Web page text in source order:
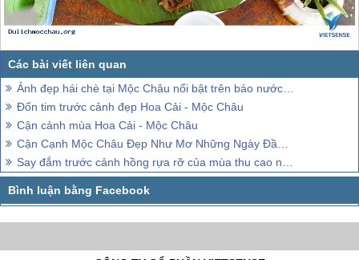
Ảnh đẹp hái chè tại Mộc Châu nổi bật trên báo nước ngoài
Đốn tim trước cảnh đẹp Hoa Cải - Mộc Châu
Cận cảnh mùa Hoa Cải - Mộc Châu
Cận Cạnh Mộc Châu Đẹp Như Mơ Những Ngày Đầu Xuân
Say đắm trước cảnh hồng rựa rỡ của mùa thu cao nguyên Mộc Châu